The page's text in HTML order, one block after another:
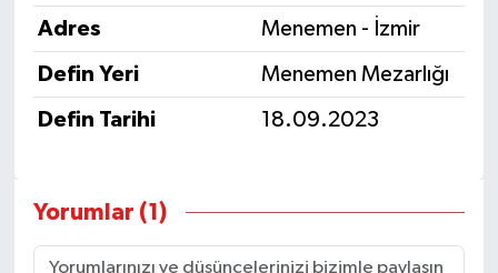
Adres Menemen - İzmir
Defin Yeri Menemen Mezarlığı
Defin Tarihi 18.09.2023
Yorumlar (1)